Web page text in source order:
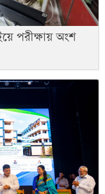
পরীক্ষায় অংশ